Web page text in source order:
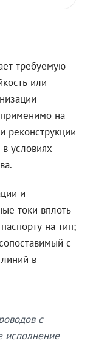
требуемую
или
на
реконструкции
условиях
и
токи вплоть
на тип;
с
в
с
исполнение